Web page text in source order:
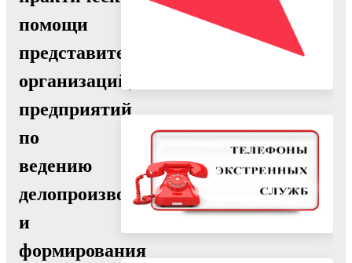
помощи
представителям
организаций,
предприятий
по
ведению
делопроизводства
и
формирования